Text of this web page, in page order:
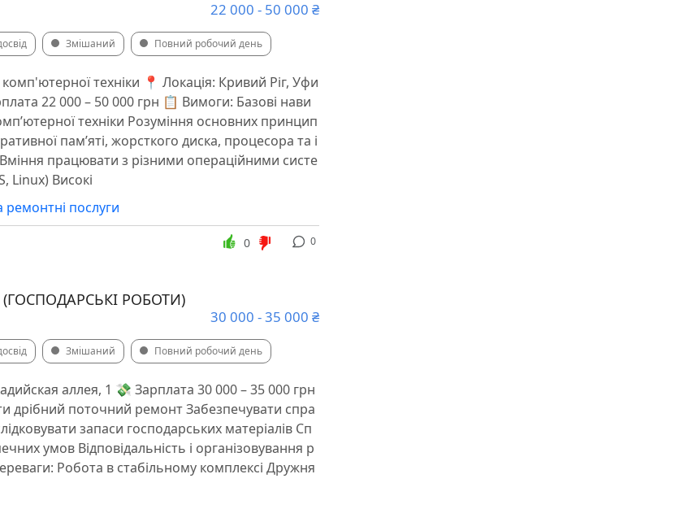
22 000 - 50 000 ₴
Змішаний Повний робочий день
техніки 📍 Локація: Кривий Ріг, Уфи
22 000 – 50 000 грн 📋 Вимоги: Базові нави
техніки Розуміння основних принцип
пам’яті, жорсткого диска, процесора та і
працювати з різними операційними систе
Linux) Високі
ремонтні послуги
0
0
РОБОТИ)
30 000 - 35 000 ₴
Змішаний Повний робочий день
аллея, 1 💸 Зарплата 30 000 – 35 000 грн
дрібний поточний ремонт Забезпечувати спра
запаси господарських матеріалів Сп
умов Відповідальність і організовування р
Робота в стабільному комплексі Дружня